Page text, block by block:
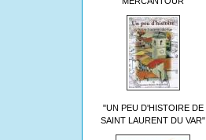
"UN PEU D'HISTOIRE DE
SAINT LAURENT DU VAR"